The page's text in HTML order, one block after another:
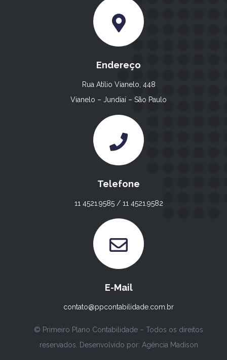
Endereço
Rua Atílio Vianelo, 448
Vianelo – Jundiaí – São Paulo
Telefone
11 4521.9585 / 11 4521.9582
E-Mail
contato@ppcontabilidade.com.br
© Primeiro Plano Contabilidade – Todos os direitos
reservados. Desenvolvido por: Agência Madison